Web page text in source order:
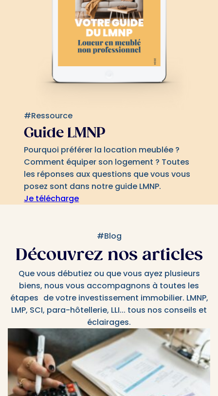
#Ressource
Guide LMNP
Pourquoi préférer la location meublée ?
Comment équiper son logement ? Toutes
les réponses aux questions que vous vous
posez sont dans notre guide LMNP.
Je télécharge
#Blog
Découvrez nos articles
Que vous débutiez ou que vous ayez plusieurs
biens, nous vous accompagnons à toutes les
étapes de votre investissement immobilier. LMNP,
LMP, SCI, para-hôtellerie, LLI... tous nos conseils et
éclairages.